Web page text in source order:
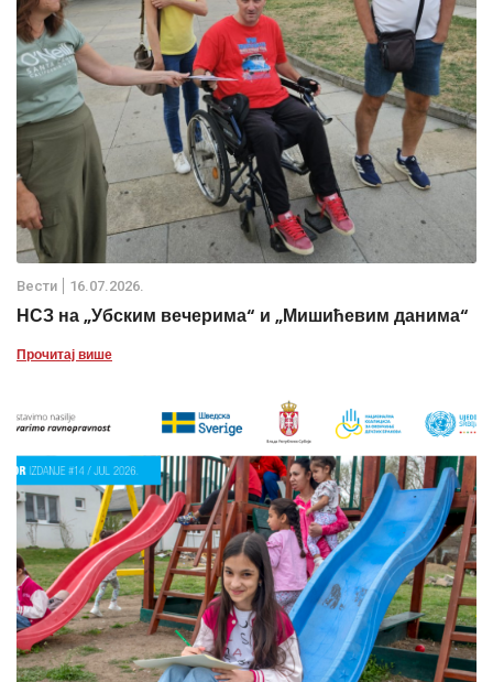
Вести 16.07.2026.
НСЗ на „Убским вечерима“ и „Мишићевим данима“
Прочитај више